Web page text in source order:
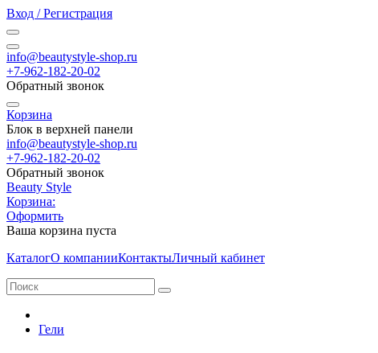
Вход / Регистрация
info@beautystyle-shop.ru
+7-962-182-20-02
Обратный звонок
Корзина
Блок в верхней панели
info@beautystyle-shop.ru
+7-962-182-20-02
Обратный звонок
Beauty Style
Корзина:
Оформить
Ваша корзина пуста
КаталогО компанииКонтактыЛичный кабинет
Гели